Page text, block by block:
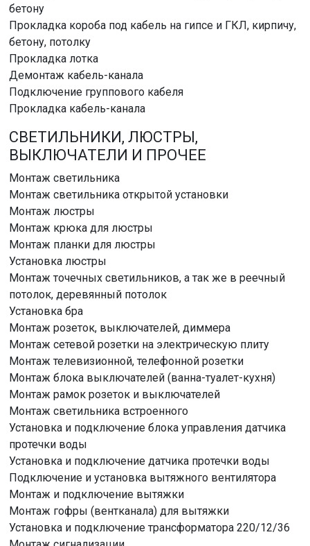
бетону
Прокладка короба под кабель на гипсе и ГКЛ, кирпичу,
бетону, потолку
Прокладка лотка
Демонтаж кабель-канала
Подключение группового кабеля
Прокладка кабель-канала
СВЕТИЛЬНИКИ, ЛЮСТРЫ,
ВЫКЛЮЧАТЕЛИ И ПРОЧЕЕ
Монтаж светильника
Монтаж светильника открытой установки
Монтаж люстры
Монтаж крюка для люстры
Монтаж планки для люстры
Установка люстры
Монтаж точечных светильников, а так же в реечный
потолок, деревянный потолок
Установка бра
Монтаж розеток, выключателей, диммера
Монтаж сетевой розетки на электрическую плиту
Монтаж телевизионной, телефонной розетки
Монтаж блока выключателей (ванна-туалет-кухня)
Монтаж рамок розеток и выключателей
Монтаж светильника встроенного
Установка и подключение блока управления датчика
протечки воды
Установка и подключение датчика протечки воды
Подключение и установка вытяжного вентилятора
Монтаж и подключение вытяжки
Монтаж гофры (вентканала) для вытяжки
Установка и подключение трансформатора 220/12/36